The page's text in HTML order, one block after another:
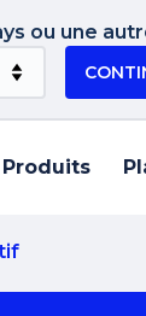
ou une
Produits